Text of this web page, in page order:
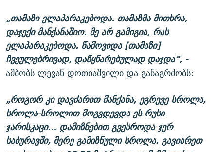
„თამაზი ელაპარაკებოდა. თამაზმა მითხრა,
დაჯექი მანქანაშიო. მე არ გამიგია, რას
ელაპარაკებოდა. წამოვიდა [თამაზი]
ჩვეულებრივად, დაწყნარებულად დაჯდა“, -
ამბობს ლევან დოთიაშვილი და განაგრძობს:
„როგორ კი დავძარით მანქანა, ეგრევე სროლა,
სროლა-სროლით მოგვდევდა ეს რუსი
ჯარისკაცი... დამიზნებით გვესროდა ჯერ
საბურავში, მერე გამიზნული სროლა. გავიარეთ